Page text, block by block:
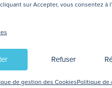
sur Accepter, vous consentez à
Refuser
de gestion des CookiesPolitique de
11